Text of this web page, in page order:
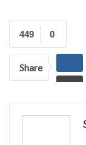
0
449
Share